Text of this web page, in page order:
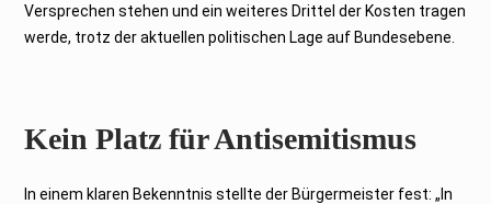
Versprechen stehen und ein weiteres Drittel der Kosten tragen
werde, trotz der aktuellen politischen Lage auf Bundesebene.
Kein Platz für Antisemitismus
In einem klaren Bekenntnis stellte der Bürgermeister fest: „In